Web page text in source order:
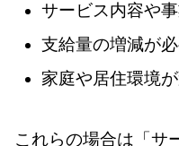
サービス内容や
支給量の増減が
家庭や居住環境
これらの場合は「サ